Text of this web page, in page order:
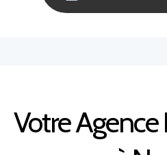
Votre